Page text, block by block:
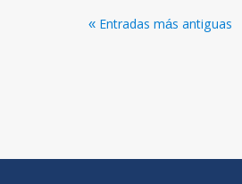
« Entradas más antiguas